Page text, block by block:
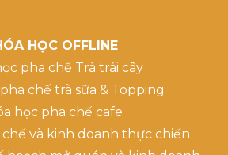
HỌC OFFLINE
pha chế Trà trái cây
chế trà sữa & Topping
học pha chế cafe
chế và kinh doanh thực chiến